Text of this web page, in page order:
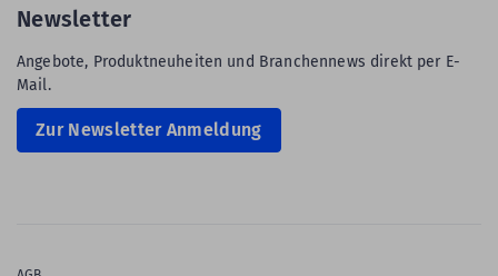
Newsletter
Angebote, Produktneuheiten und Branchennews direkt per E-
Mail.
Zur Newsletter Anmeldung